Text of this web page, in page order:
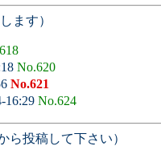
ます）
No.620
No.621
16:29 No.624
ら投稿して下さい）